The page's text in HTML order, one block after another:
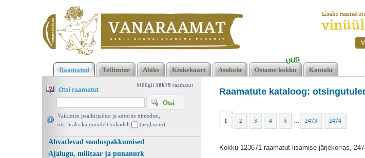
2473 2474 Kokku 123671 raamatut lisamise järjekorras, 2474
leheküljelKasutatud raamatud | Vanaraamat. ee raamatupood
Raamatud Tellimine Abiks Kinkekaart Asukoht Ostame kokku
UUS
Kontakt
Müügil 58679 raamatut
Otsi raamatut
Vaikimisi pealkirjadest ja autorite nimedest,
otsi lisaks ka muudelt väljadelt
(aeglasem).
Ahvatlevad sooduspakkumised
Ajalugu, militaar ja punanurk
Raamatute kataloog:
1 2 3 4 5 ... 2473 2474
Kokku 123671 raamatut lisamise järjekorras,